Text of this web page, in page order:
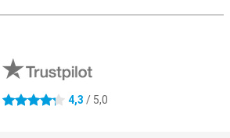
4.3 stjerner 4,3 / 5,0